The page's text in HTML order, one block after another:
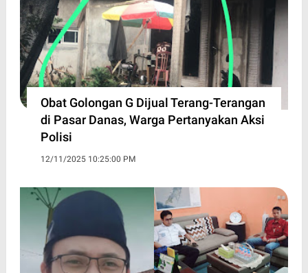
Obat Golongan G Dijual Terang-Terangan
di Pasar Danas, Warga Pertanyakan Aksi
Polisi
12/11/2025 10:25:00 PM